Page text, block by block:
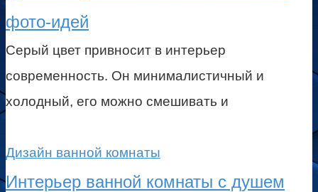
фото-идей
Серый цвет привносит в интерьер
современность. Он минималистичный и
холодный, его можно смешивать и
Дизайн ванной комнаты
Интерьер ванной комнаты с душем